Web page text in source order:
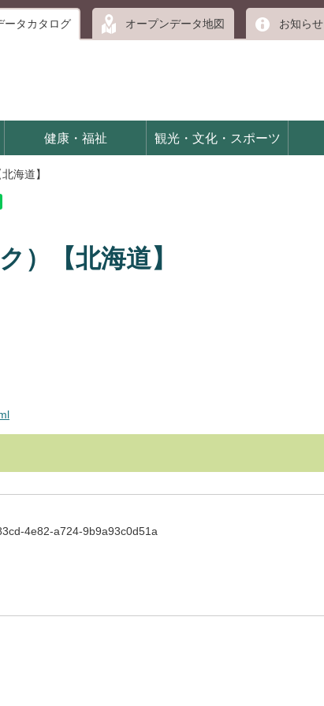
ータカタログ オープンデータ地図 お知らせ
健康・福祉 観光・文化・スポーツ
海道】
）【北海道】
4e82-a724-9b9a93c0d51a